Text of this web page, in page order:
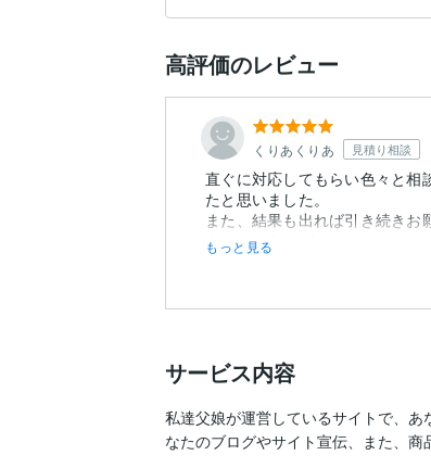
高評価のレビュー
くりあくりあ 見積り相談
直ぐに対応してもらい色々と相
たと思いました。
また、結果も出れば引き続きお
ありがとうございました。
もっと見る
サービス内容
私達父娘が運営しているサイトで、
なたのブログやサイト宣伝、また、商